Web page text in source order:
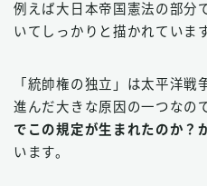
例えば大日本帝国憲法の部分
いてしっかりと描かれていま
「統帥権の独立」は太平洋
進んだ大きな原因の一つなの
でこの規定が生まれたのか？
います。